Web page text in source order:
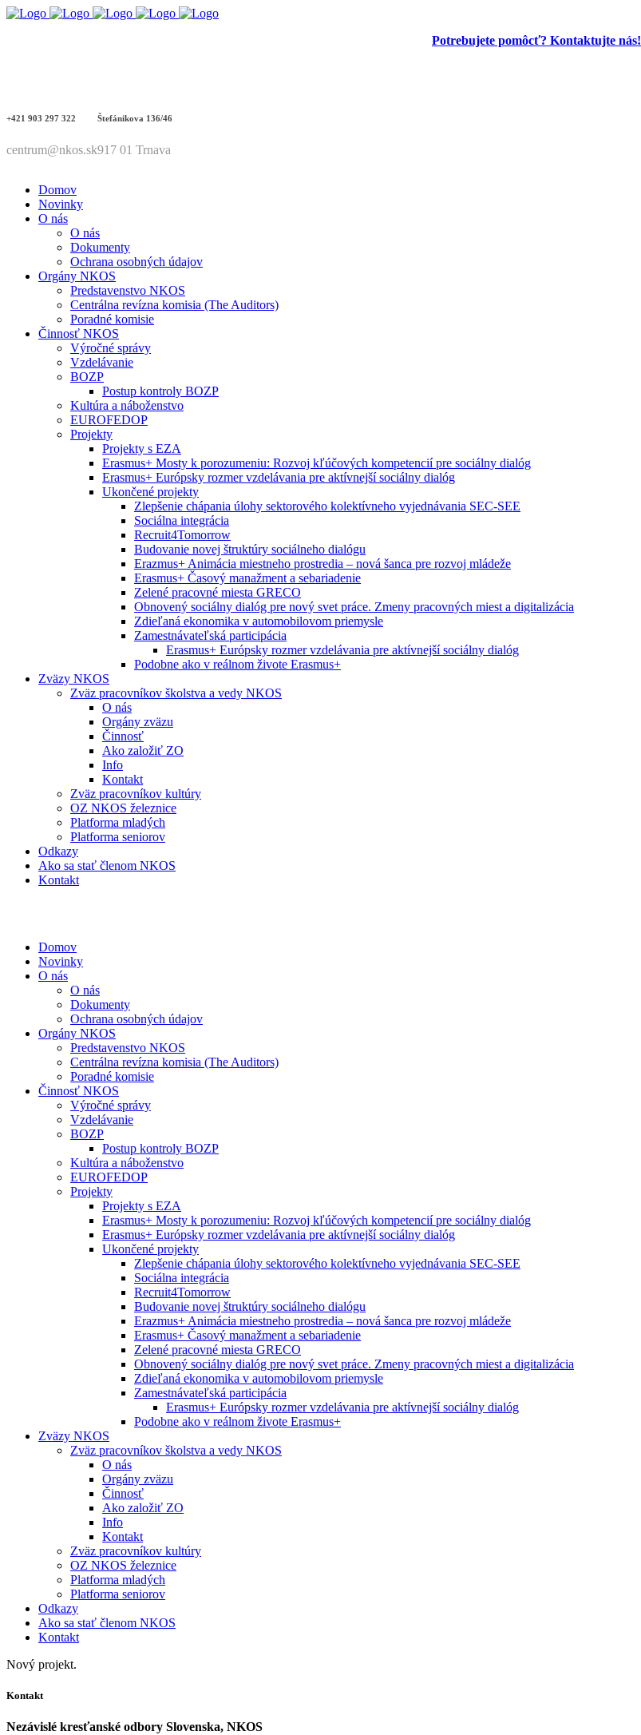
Potrebujete pomôcť? Kontaktujte nás!
+421 903 297 322
centrum@nkos.sk
Štefánikova 136/46
917 01 Trnava
Domov
Novinky
O nás
O nás
Dokumenty
Ochrana osobných údajov
Orgány NKOS
Predstavenstvo NKOS
Centrálna revízna komisia (The Auditors)
Poradné komisie
Činnosť NKOS
Výročné správy
Vzdelávanie
BOZP
Postup kontroly BOZP
Kultúra a náboženstvo
EUROFEDOP
Projekty
Projekty s EZA
Erasmus+ Mosty k porozumeniu: Rozvoj kľúčových kompetencií pre sociálny dialóg
Erasmus+ Európsky rozmer vzdelávania pre aktívnejší sociálny dialóg
Ukončené projekty
Zlepšenie chápania úlohy sektorového kolektívneho vyjednávania SEC-SEE
Sociálna integrácia
Recruit4Tomorrow
Budovanie novej štruktúry sociálneho dialógu
Erazmus+ Animácia miestneho prostredia – nová šanca pre rozvoj mládeže
Erasmus+ Časový manažment a sebariadenie
Zelené pracovné miesta GRECO
Obnovený sociálny dialóg pre nový svet práce. Zmeny pracovných miest a digitalizácia
Zdieľaná ekonomika v automobilovom priemysle
Zamestnávateľská participácia
Erasmus+ Európsky rozmer vzdelávania pre aktívnejší sociálny dialóg
Podobne ako v reálnom živote Erasmus+
Zväzy NKOS
Zväz pracovníkov školstva a vedy NKOS
O nás
Orgány zväzu
Činnosť
Ako založiť ZO
Info
Kontakt
Zväz pracovníkov kultúry
OZ NKOS železnice
Platforma mladých
Platforma seniorov
Odkazy
Ako sa stať členom NKOS
Kontakt
Domov
Novinky
O nás
O nás
Dokumenty
Ochrana osobných údajov
Orgány NKOS
Predstavenstvo NKOS
Centrálna revízna komisia (The Auditors)
Poradné komisie
Činnosť NKOS
Výročné správy
Vzdelávanie
BOZP
Postup kontroly BOZP
Kultúra a náboženstvo
EUROFEDOP
Projekty
Projekty s EZA
Erasmus+ Mosty k porozumeniu: Rozvoj kľúčových kompetencií pre sociálny dialóg
Erasmus+ Európsky rozmer vzdelávania pre aktívnejší sociálny dialóg
Ukončené projekty
Zlepšenie chápania úlohy sektorového kolektívneho vyjednávania SEC-SEE
Sociálna integrácia
Recruit4Tomorrow
Budovanie novej štruktúry sociálneho dialógu
Erazmus+ Animácia miestneho prostredia – nová šanca pre rozvoj mládeže
Erasmus+ Časový manažment a sebariadenie
Zelené pracovné miesta GRECO
Obnovený sociálny dialóg pre nový svet práce. Zmeny pracovných miest a digitalizácia
Zdieľaná ekonomika v automobilovom priemysle
Zamestnávateľská participácia
Erasmus+ Európsky rozmer vzdelávania pre aktívnejší sociálny dialóg
Podobne ako v reálnom živote Erasmus+
Zväzy NKOS
Zväz pracovníkov školstva a vedy NKOS
O nás
Orgány zväzu
Činnosť
Ako založiť ZO
Info
Kontakt
Zväz pracovníkov kultúry
OZ NKOS železnice
Platforma mladých
Platforma seniorov
Odkazy
Ako sa stať členom NKOS
Kontakt
Nový projekt.
Kontakt
Nezávislé kresťanské odbory Slovenska, NKOS